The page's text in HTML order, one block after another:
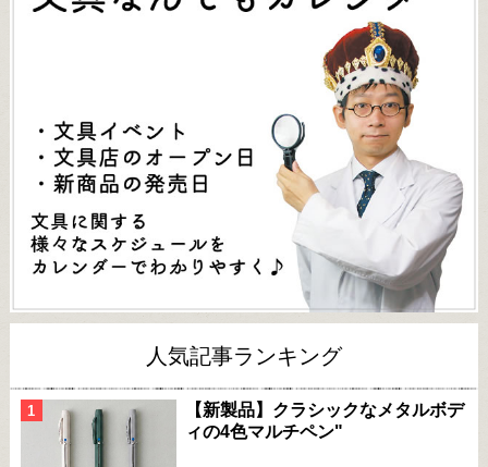
人気記事ランキング
【新製品】クラシックなメタルボデ
ィの4色マルチペン"